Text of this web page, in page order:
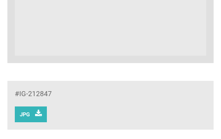
#IG-212847
JPG